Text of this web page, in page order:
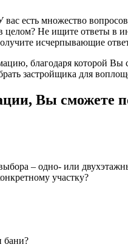
вас есть множество
целом? Не ищите ответы в
исчерпывающие
благодаря которой Вы
застройщика для
Вы сможете
– одно- или
участку?
бани?